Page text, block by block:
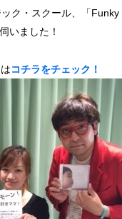
ク・スクール、「
いました！
コチラをチェック！